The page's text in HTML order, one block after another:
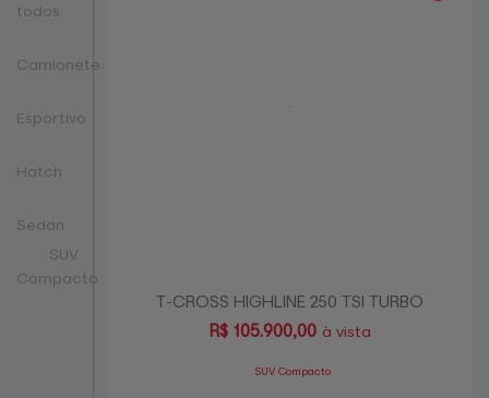
todos
Camionete
Esportivo
Hatch
Sedan
SUV
Compacto
T-CROSS HIGHLINE 250 TSI TURBO
R$105.900,00 à vista
SUV Compacto